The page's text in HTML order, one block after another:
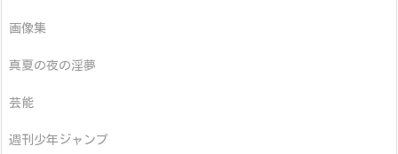
画像集
真夏の夜の淫夢
芸能
週刊少年ジャンプ